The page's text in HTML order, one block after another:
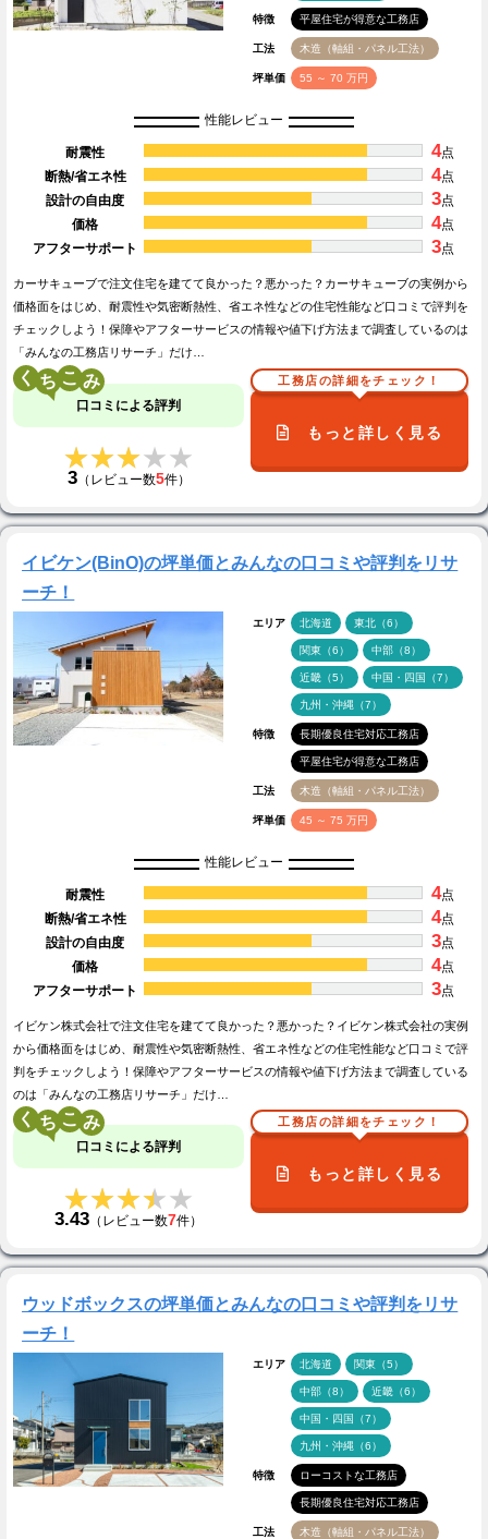
特徴 平屋住宅が得意な工務店
工法 木造（軸組・パネル工法）
坪単価 55 ～ 70 万円
性能レビュー
耐震性 4点
断熱/省エネ性
4点
設計の自由度
3点
価格
4点
アフターサポート
3点
カーサキューブで注文住宅を建てて良かった？悪かった？カーサキューブの実例から
価格面をはじめ、耐震性や気密断熱性、省エネ性などの住宅性能など口コミで評判を
チェックしよう！保障やアフターサービスの情報や値下げ方法まで調査しているのは
「みんなの工務店リサーチ」だけ…
く こ
口コミによる評判
★★★★★
★★★★★
3（レビュー数5件）
工務店の詳細をチェック！
もっと詳しく見る
イビケン(BinO)の坪単価とみんなの口コミや評判をリサ
ーチ！
エリア 北海道 東北（6）
関東（6） 中部（8）
近畿（5） 中国・四国（7）
九州・沖縄（7）
特徴 長期優良住宅対応工務店
平屋住宅が得意な工務店
工法 木造（軸組・パネル工法）
坪単価 45 ～ 75 万円
性能レビュー
耐震性 4点
断熱/省エネ性
4点
設計の自由度
3点
価格
4点
アフターサポート
3点
イビケン株式会社で注文住宅を建てて良かった？悪かった？イビケン株式会社の実例
から価格面をはじめ、耐震性や気密断熱性、省エネ性などの住宅性能など口コミで評
判をチェックしよう！保障やアフターサービスの情報や値下げ方法まで調査している
のは「みんなの工務店リサーチ」だけ…
く こ
口コミによる評判
★★★★★
★★★★★
3.43 （レビュー数7件）
工務店の詳細をチェック！
もっと詳しく見る
ウッドボックスの坪単価とみんなの口コミや評判をリサ
ーチ！
エリア 北海道 関東（5）
中部（8） 近畿（6）
中国・四国（7）
九州・沖縄（6）
特徴 ローコストな工務店
長期優良住宅対応工務店
工法 木造（軸組・パネル工法）